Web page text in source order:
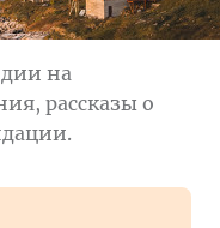
на
рассказы о